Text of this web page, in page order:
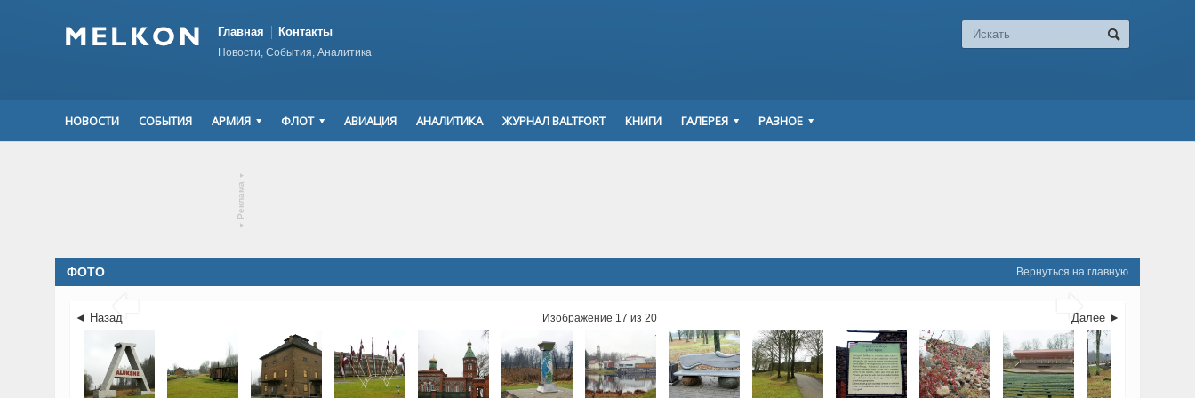
Главная Контакты
Новости, События, Аналитика
НОВОСТИ СОБЫТИЯ АРМИЯ ФЛОТ АВИАЦИЯ АНАЛИТИКА ЖУРНАЛ BALTFORT КНИГИ ГАЛЕРЕЯ РАЗНОЕ
▾
Реклама
▾
Вернуться на главную
ФОТО
 
◄ Назад Далее ►
Изображение 17 из 20